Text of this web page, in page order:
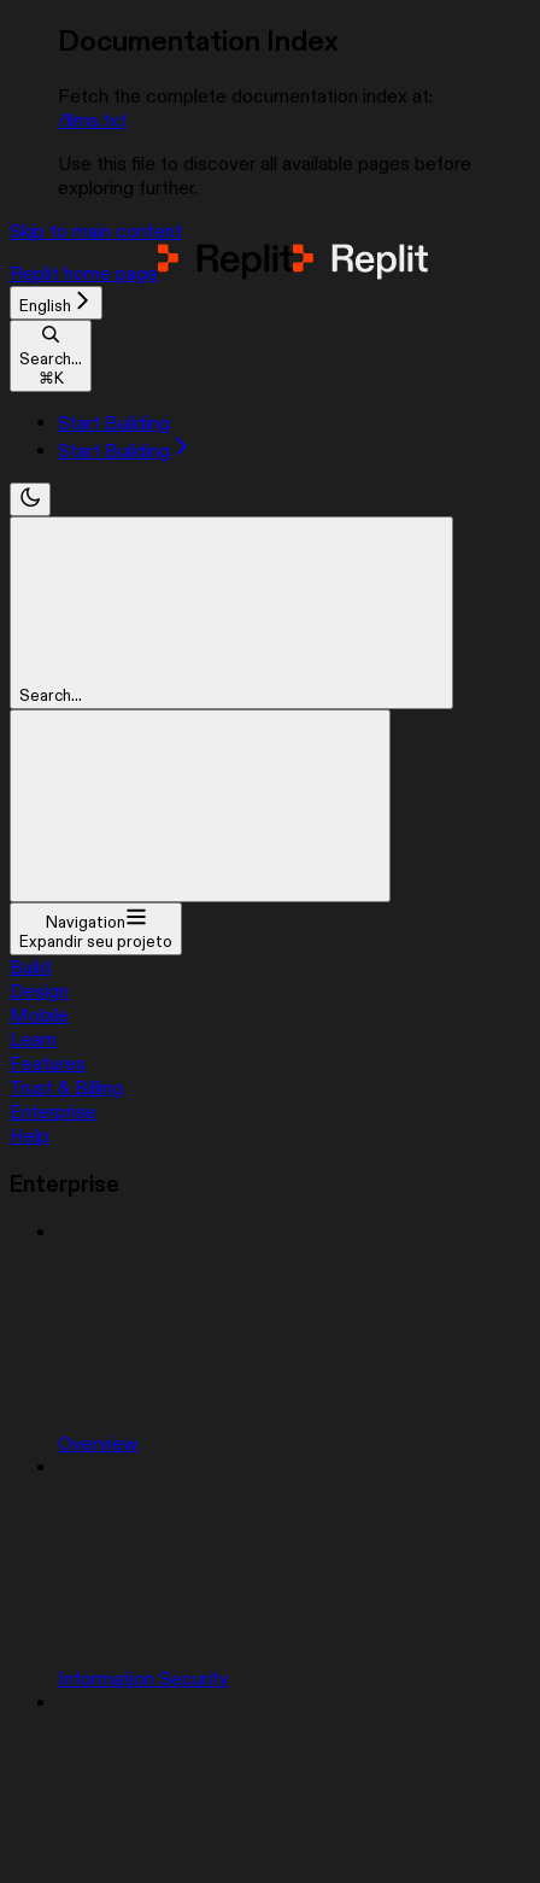
Documentation Index
Fetch the complete documentation index at:
/llms.txt
Use this file to discover all available pages before
exploring further.
Skip to main content
Replit home page
English
Search...
⌘K
Start Building
Start Building
Search...
Navigation
Expandir seu projeto
Build
Design
Mobile
Learn
Features
Trust & Billing
Enterprise
Help
Enterprise
Overview
Information Security